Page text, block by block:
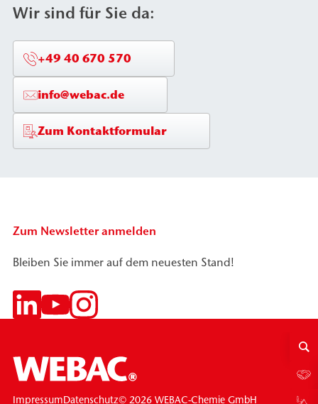
Wir sind für Sie da:
+49 40 670 570
info@webac.de
Zum Kontaktformular
Zum Newsletter anmelden
Bleiben Sie immer auf dem neuesten Stand!
© 2026 WEBAC-Chemie GmbH
ImpressumDatenschutz